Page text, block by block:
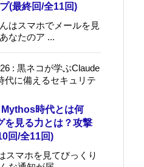
(最終回/全11回)
はスマホでメールを見
なたのア ...
: 黒ネコが学ぶClaude
代に備えるセキュリテ
時代とは何
を見る力とは？攻撃
回/全11回)
スマホを見てびっくり